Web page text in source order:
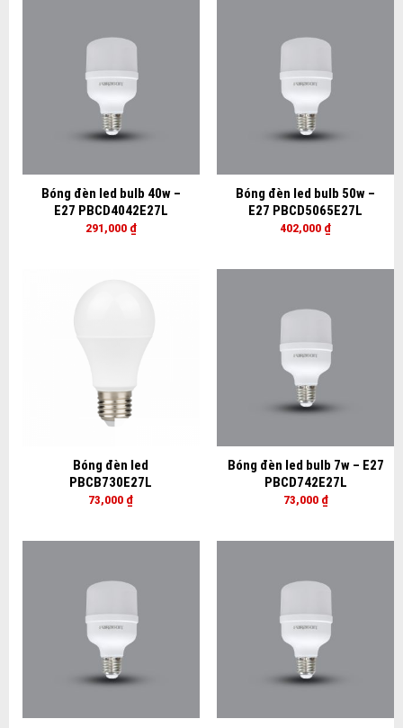
Bóng đèn led bulb 40w –
E27 PBCD4042E27L
291,000 ₫
Bóng đèn led bulb 50w –
E27 PBCD5065E27L
402,000 ₫
Bóng đèn led
PBCB730E27L
73,000 ₫
Bóng đèn led bulb 7w – E27
PBCD742E27L
73,000 ₫